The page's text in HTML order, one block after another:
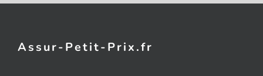
Assur-Petit-Prix.fr